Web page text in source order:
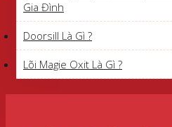
Gia Đình
Doorsill Là Gì ?
Lõi Magie Oxit Là Gì ?